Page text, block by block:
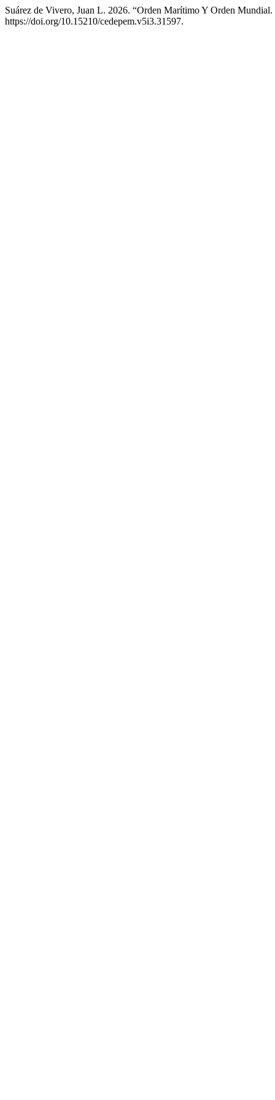
Suárez de Vivero, Juan L. 2026. “Orden Marítimo Y Orden
https://doi.org/10.15210/cedepem.v5i3.31597.